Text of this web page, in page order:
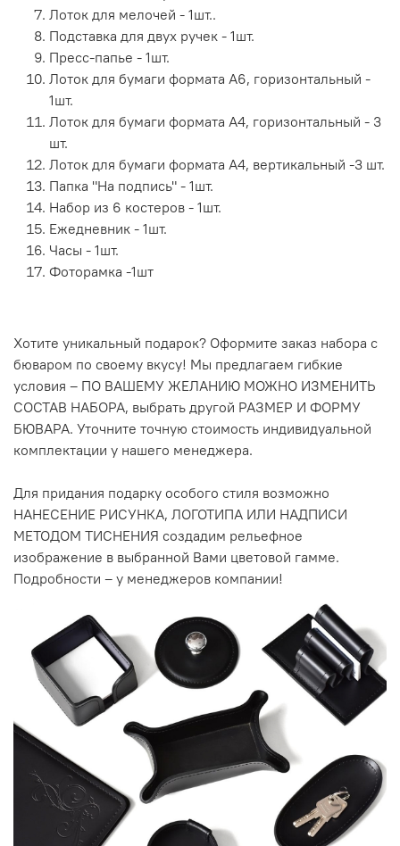
Лоток для мелочей - 1шт..
Подставка для двух ручек - 1шт.
Пресс-папье - 1шт.
Лоток для бумаги формата А6, горизонтальный -
1шт.
Лоток для бумаги формата А4, горизонтальный - 3
шт.
Лоток для бумаги формата А4, вертикальный -3 шт.
Папка "На подпись" - 1шт.
Набор из 6 костеров - 1шт.
Ежедневник - 1шт.
Часы - 1шт.
Фоторамка -1шт
Хотите уникальный подарок? Оформите заказ набора с
бюваром по своему вкусу! Мы предлагаем гибкие
условия – ПО ВАШЕМУ ЖЕЛАНИЮ МОЖНО ИЗМЕНИТЬ
СОСТАВ НАБОРА, выбрать другой РАЗМЕР И ФОРМУ
БЮВАРА. Уточните точную стоимость индивидуальной
комплектации у нашего менеджера.
Для придания подарку особого стиля возможно
НАНЕСЕНИЕ РИСУНКА, ЛОГОТИПА ИЛИ НАДПИСИ
МЕТОДОМ ТИСНЕНИЯ создадим рельефное
изображение в выбранной Вами цветовой гамме.
Подробности – у менеджеров компании!